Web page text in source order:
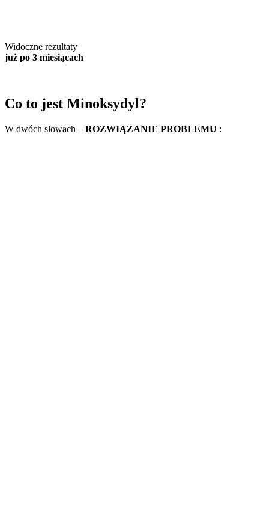
Widoczne rezultaty
już po 3 miesiącach
Co to jest Minoksydyl?
W dwóch słowach – ROZWIĄZANIE PROBLEMU :